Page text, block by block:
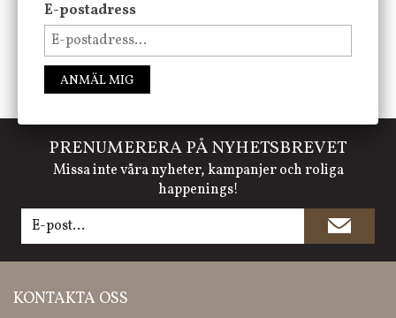
PRENUMERERA PÅ NYHETSBREVET
Missa inte våra nyheter, kampanjer och roliga
happenings!
KONTAKTA OSS
E-postadress
ANMÄL MIG